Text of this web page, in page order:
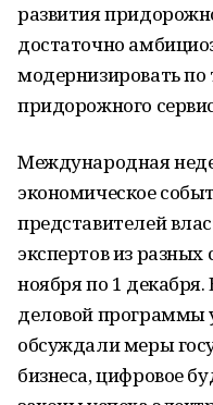
развития
достаточно
модернизировать по
придорожного
Международная
экономическое
представителей
экспертов из
ноября по 1
деловой программы
обсуждали меры
бизнеса, цифровое